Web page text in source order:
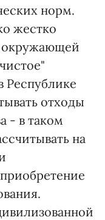
норм.
жестко
окружающей
Республике
отходы
- в таком
на